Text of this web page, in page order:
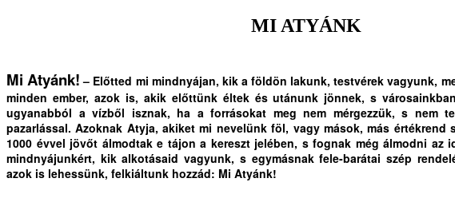
MI ATYÁNK
Mi Atyánk! – Előtted mi mindnyájan, kik a földön lakunk, testvérek vagyunk,
minden ember, azok is, akik előttünk éltek és utánunk jönnek, s
ugyanabból a vízből isznak, ha a forrásokat meg nem mérgezzük, s nem
pazarlással. Azoknak Atyja, akiket mi nevelünk föl, vagy mások, más értékrend
1000 évvel jövőt álmodtak e tájon a kereszt jelében, s fognak még álmodni az
mindnyájunkért, kik alkotásaid vagyunk, s egymásnak fele-barátai szép
azok is lehessünk, felkiáltunk hozzád: Mi Atyánk!
ints, fedj, buzdíts teljes béketűréssel és tanítással
Aki titeket hallgat, engem hallgat, és aki titeket megvet,
engem vet meg; és aki engem vet meg, azt veti meg,
aki engem elküldött
(Luk 10,16)
JUL
30
MIKOR LESZ AZ IGE EGYHÁZÁBAN PRÉDIKÁCIÓ
ÉS PRÉDIKÁTOR VASÁRNAP?
MIKOR LESZ AZ IGE EGYHÁZÁBAN PRÉDIKÁCIÓ ÉS PRÉDIKÁTOR
VASÁRNAP?
Hirdesd az igét, állj elő vele alkalmas és alkalmatlan időben,